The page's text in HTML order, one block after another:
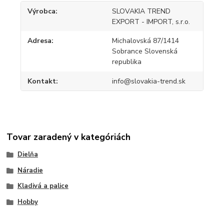
Výrobca
SLOVAKIA TREND
EXPORT - IMPORT, s.r.o.
Adresa
Michalovská 87/1414
Sobrance Slovenská
republika
Kontakt info@slovakia-trend.sk
Tovar zaradený v kategóriách
Dielňa
Náradie
Kladivá a palice
Hobby